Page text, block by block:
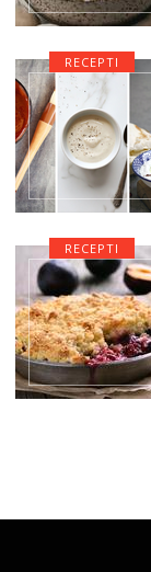
RECEPTI
RECEPTI